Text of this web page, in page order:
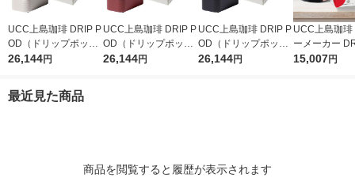
UCC上島珈琲 DRIP P
OD（ドリップポッ
ド）YOUBI（ヨウ
ィングキット付
26,144円
UCC上島珈琲 DRIP P
OD（ドリップポッ
ド）YOUBI（ヨウ
26,144円
UCC上島珈琲 DRIP P
OD（ドリップポッ
ド）YOUBI（ヨウ
26,144円
UCC上島珈琲
ーメーカー
D（ドリップ
15,007円
最近見た商品
商品を閲覧すると履歴が表示されます